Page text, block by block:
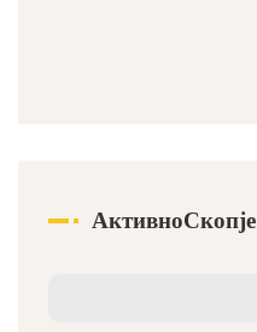
АктивноСкопје